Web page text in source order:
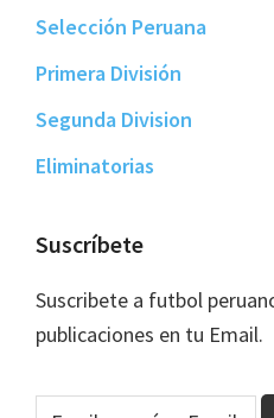
Selección Peruana
Primera División
Segunda Division
Eliminatorias
Suscríbete
Suscribete a futbol
publicaciones en tu Email.